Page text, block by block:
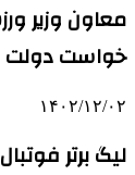
معاون وزیر
خواست
۱۴۰۲/۱۲/۰۲
لیگ برتر